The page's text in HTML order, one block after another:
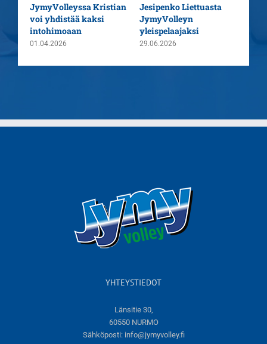
JymyVolleyssa Kristian
voi yhdistää kaksi
intohimoaan
01.04.2026
Jesipenko Liettuasta
JymyVolleyn
yleispelaajaksi
29.06.2026
YHTEYSTIEDOT
Länsitie 30,
60550 NURMO
Sähköposti: info@jymyvolley.fi